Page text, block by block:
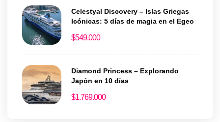
Celestyal Discovery – Islas Griegas
Icónicas: 5 días de magia en el Egeo
$549.000
Diamond Princess – Explorando
Japón en 10 días
$1.769.000